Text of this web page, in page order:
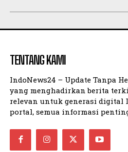
TENTANG KAMI
IndoNews24 – Update Tanpa
yang menghadirkan berita
relevan untuk generasi digital
portal, semua informasi